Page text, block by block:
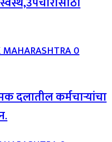
MAHARASHTRA0
दलातील कर्मचाऱ्यांचा